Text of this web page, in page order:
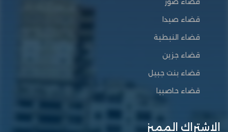
قضاء صيدا
قضاء النبطية
قضاء جزين
قضاء بنت جبيل
قضاء حاصبيا
الاشتراك المميز